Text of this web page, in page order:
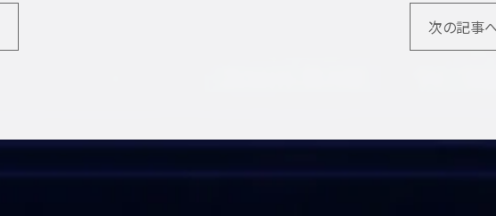
次の記事